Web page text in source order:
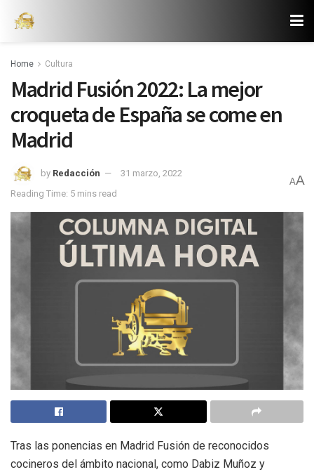
Home Cultura
Madrid Fusión 2022: La mejor
croqueta de España se come en
Madrid
by Redacción
31 marzo, 2022
Reading Time: 5 mins read
AA
Tras las ponencias en Madrid Fusión de reconocidos
cocineros del ámbito nacional, como Dabiz Muñoz y